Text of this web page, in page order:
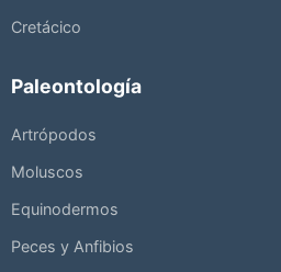
Cretácico
Paleontología
Artrópodos
Moluscos
Equinodermos
Peces y Anfibios